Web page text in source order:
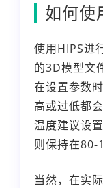
如何使
使用HIPS进
的3D模型文
在设置参数
高或过低都
温度建议设
则保持在80-
当然，在实